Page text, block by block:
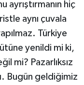
ayrıştırmanın hiç
aynı çuvala
Türkiye
yenildi mi ki,
mi? Pazarlıksız
Bugün geldiğimiz